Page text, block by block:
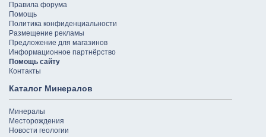
Правила форума
Помощь
Политика конфиденциальности
Размещение рекламы
Предложение для магазинов
Информационное партнёрство
Помощь сайту
Контакты
Каталог Минералов
Минералы
Месторождения
Новости геологии